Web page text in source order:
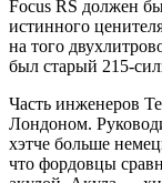
Focus RS должен
истинного
на того
был старый 215-
Часть инженеров
Лондоном.
хэтче больше
что фордовцы